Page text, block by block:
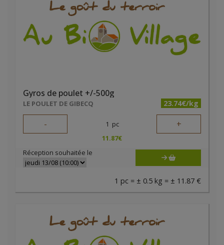
Gyros de poulet +/-500g
LE POULET DE GIBECQ 23.74€/kg
- 1 pc +
11.87€
Réception souhaitée le
1 pc = ± 0.5 kg = ± 11.87 €